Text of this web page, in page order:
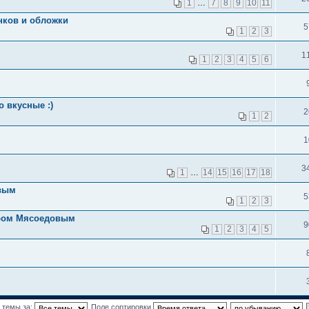
1 7 8 9 10 11
и обложки
1 2 3
1 2 3 4 5 6
вкусные :)
1 2
1 14 15 16 17 18
1 2 3
Мясоедовым
1 2 3 4 5
темы за: Поле сортировки